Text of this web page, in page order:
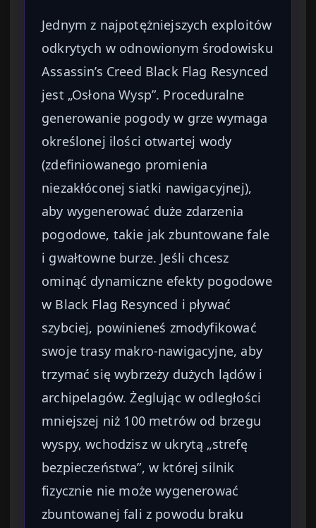
Jednym z najpotężniejszych exploitów
odkrytych w odnowionym środowisku
Assassin’s Creed Black Flag Resynced
jest „Osłona Wysp”. Proceduralne
generowanie pogody w grze wymaga
określonej ilości otwartej wody
(zdefiniowanego promienia
niezakłóconej siatki nawigacyjnej),
aby wygenerować duże zdarzenia
pogodowe, takie jak zbuntowane fale
i gwałtowne burze. Jeśli chcesz
ominąć dynamiczne efekty pogodowe
w Black Flag Resynced i pływać
szybciej, powinieneś zmodyfikować
swoje trasy makro-nawigacyjne, aby
trzymać się wybrzeży dużych lądów i
archipelagów. Żeglując w odległości
mniejszej niż 100 metrów od brzegu
wyspy, wchodzisz w ukrytą „strefę
bezpieczeństwa”, w której silnik
fizycznie nie może wygenerować
zbuntowanej fali z powodu braku